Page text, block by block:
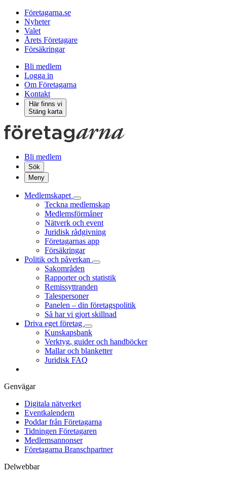
Företagarna.se
Nyheter
Valet
Årets Företagare
Försäkringar
Bli medlem
Logga in
Om Företagarna
Kontakt
Här finns vi
Stäng karta
Bli medlem
Sök
Meny
Medlemskapet
Teckna medlemskap
Medlemsförmåner
Nätverk och event
Juridisk rådgivning
Företagarnas app
Försäkringar
Politik och påverkan
Sakområden
Rapporter och statistik
Remissyttranden
Talespersoner
Panelen – din företagspolitik
Så har vi gjort skillnad
Driva eget företag
Kunskapsbank
Verktyg, guider och handböcker
Mallar och blanketter
Juridisk FAQ
Genvägar
Digitala nätverket
Eventkalendern
Poddar från Företagarna
Tidningen Företagaren
Medlemsannonser
Företagarna Branschpartner
Delwebbar